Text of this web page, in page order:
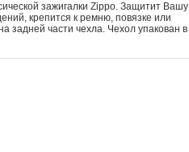
зажигалки Zippo. Защитит Вашу
крепится к ремню, повязке или
задней части чехла. Чехол упакован в